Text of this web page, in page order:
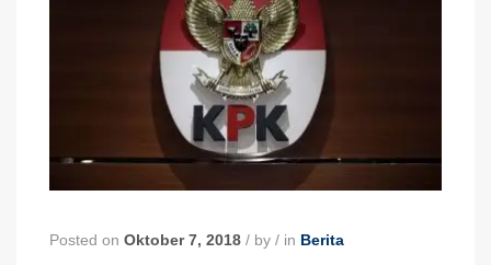
Posted on Oktober 7, 2018 / by / in Berita